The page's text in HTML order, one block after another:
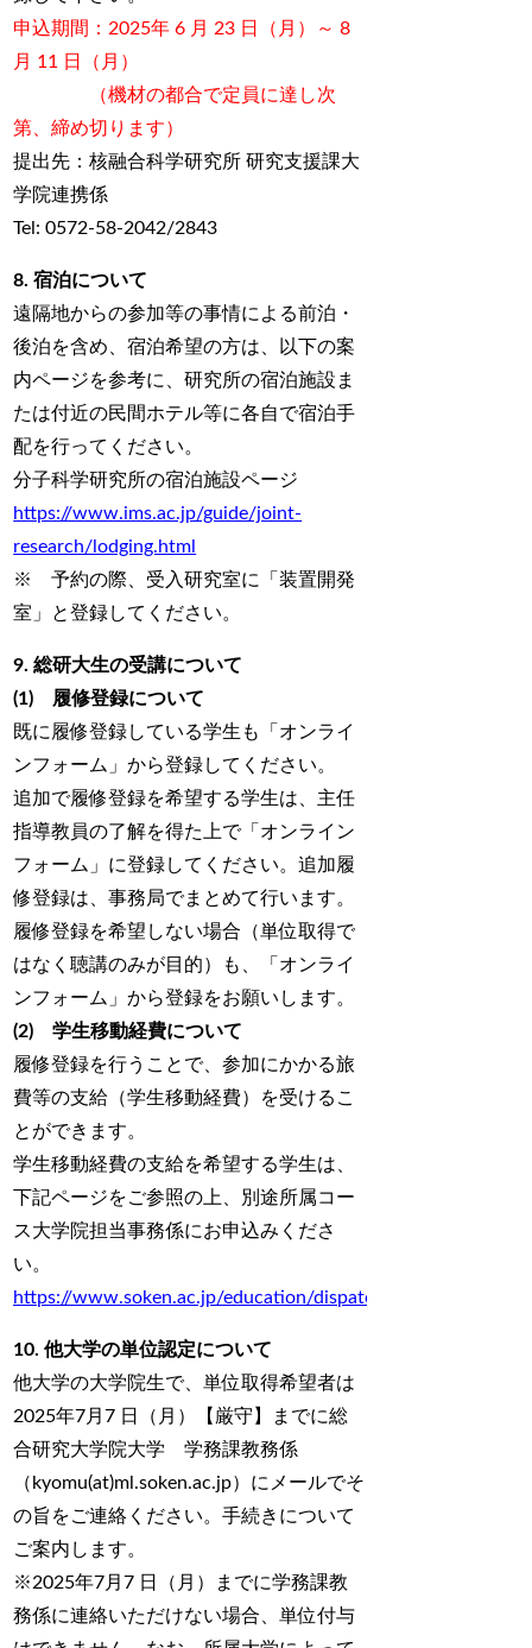
申込期間：2025年 6 月 23 日（月）～ 8
月 11 日（月）
（機材の都合で定員に達し次
第、締め切ります）
提出先：核融合科学研究所 研究支援課大
学院連携係
Tel: 0572-58-2042/2843
8. 宿泊について
遠隔地からの参加等の事情による前泊・
後泊を含め、宿泊希望の方は、以下の案
内ページを参考に、研究所の宿泊施設ま
たは付近の民間ホテル等に各自で宿泊手
配を行ってください。
分子科学研究所の宿泊施設ページ
https://www.ims.ac.jp/guide/joint-
research/lodging.html
※ 予約の際、受入研究室に「装置開発
室」と登録してください。
9. 総研大生の受講について
(1)
履修登録について
既に履修登録している学生も「オンライ
ンフォーム」から登録してください。
追加で履修登録を希望する学生は、主任
指導教員の了解を得た上で「オンライン
フォーム」に登録してください。追加履
修登録は、事務局でまとめて行います。
履修登録を希望しない場合（単位取得で
はなく聴講のみが目的）も、「オンライ
ンフォーム」から登録をお願いします。
(2)学生移動経費について
履修登録を行うことで、参加にかかる旅
費等の支給（学生移動経費）を受けるこ
とができます。
学生移動経費の支給を希望する学生は、
下記ページをご参照の上、別途所属コー
ス大学院担当事務係にお申込みくださ
い。
https://www.soken.ac.jp/education/dispatch/trv_supp/
10. 他大学の単位認定について
他大学の大学院生で、単位取得希望者は
2025年7月7 日（月）【厳守】までに総
合研究大学院大学 学務課教務係
（kyomu(at)ml.soken.ac.jp）にメールでそ
の旨をご連絡ください。手続きについて
ご案内します。
※2025年7月7 日（月）までに学務課教
務係に連絡いただけない場合、単位付与